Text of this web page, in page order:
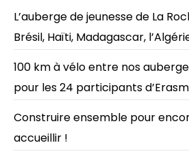
L’auberge de jeunesse de La
Brésil, Haïti, Madagascar,
100 km à vélo entre nos
pour les 24 participants
Construire ensemble pour
accueillir !